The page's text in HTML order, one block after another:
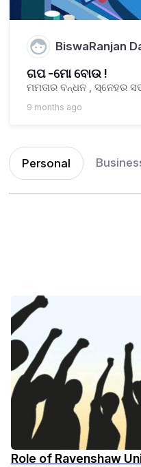
BiswaRanjan
ଗପ -ମୋ ବୋଉ !
ମମତାର ବନ୍ଧନ
9 months ago
Personal
Role of Ravenshaw